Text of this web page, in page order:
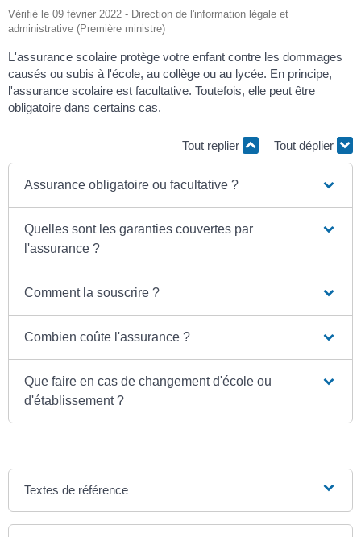
Vérifié le 09 février 2022 - Direction de l'information légale et
administrative (Première ministre)
L'assurance scolaire protège votre enfant contre les dommages
causés ou subis à l'école, au collège ou au lycée. En principe,
l'assurance scolaire est facultative. Toutefois, elle peut être
obligatoire dans certains cas.
Tout replier Tout déplier
Assurance obligatoire ou facultative ?
Quelles sont les garanties couvertes par
l'assurance ?
Comment la souscrire ?
Combien coûte l'assurance ?
Que faire en cas de changement d'école ou
d'établissement ?
Textes de référence